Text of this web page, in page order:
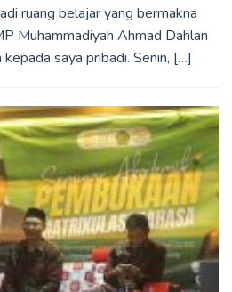
ruang belajar yang bermakna
Muhammadiyah Ahmad Dahlan
saya pribadi. Senin, […]